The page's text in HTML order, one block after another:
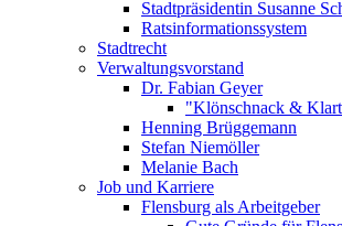
Stadtpräsidentin Susanne
Ratsinformationssystem
Stadtrecht
Verwaltungsvorstand
Dr. Fabian Geyer
"Klönschnack &
Henning Brüggemann
Stefan Niemöller
Melanie Bach
Job und Karriere
Flensburg als Arbeitgeber